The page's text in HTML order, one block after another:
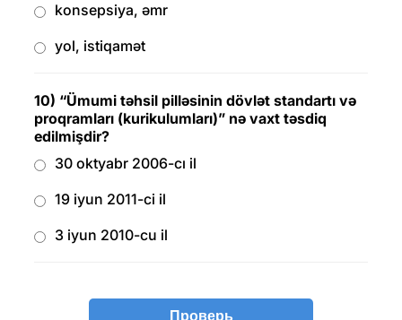
konsepsiya, əmr
yol, istiqamət
10) “Ümumi təhsil pilləsinin dövlət standartı və
proqramları (kurikulumları)” nə vaxt təsdiq
edilmişdir?
30 oktyabr 2006-cı il
19 iyun 2011-ci il
3 iyun 2010-cu il